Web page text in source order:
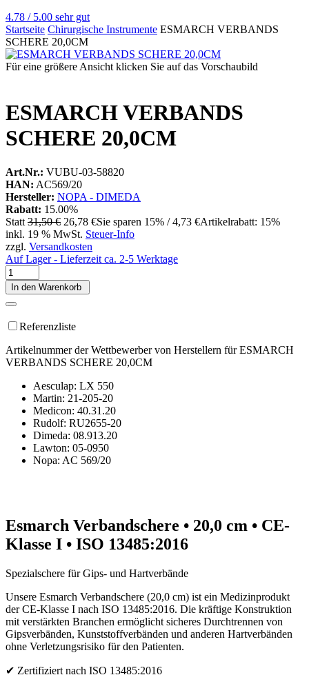
4.78 / 5.00 sehr gut
Startseite Chirurgische Instrumente ESMARCH VERBANDS
SCHERE 20,0CM
Für eine größere Ansicht klicken Sie auf das Vorschaubild
ESMARCH VERBANDS
SCHERE 20,0CM
Art.Nr.: VUBU-03-58820
HAN: AC569/20
Hersteller: NOPA - DIMEDA
Rabatt: 15.00%
Statt 31,50 € 26,78 €Sie sparen 15% / 4,73 €Artikelrabatt: 15%
inkl. 19 % MwSt. Steuer-Info
zzgl. Versandkosten
Auf Lager - Lieferzeit ca. 2-5 Werktage
In den Warenkorb
Referenzliste
Artikelnummer der Wettbewerber von Herstellern für ESMARCH
VERBANDS SCHERE 20,0CM
Aesculap: LX 550
Martin: 21-205-20
Medicon: 40.31.20
Rudolf: RU2655-20
Dimeda: 08.913.20
Lawton: 05-0950
Nopa: AC 569/20
Esmarch Verbandschere • 20,0 cm • CE-
Klasse I • ISO 13485:2016
Spezialschere für Gips- und Hartverbände
Unsere Esmarch Verbandschere (20,0 cm) ist ein Medizinprodukt
der CE-Klasse I nach ISO 13485:2016. Die kräftige Konstruktion
mit verstärkten Branchen ermöglicht sicheres Durchtrennen von
Gipsverbänden, Kunststoffverbänden und anderen Hartverbänden
ohne Verletzungsrisiko für den Patienten.
✔ Zertifiziert nach ISO 13485:2016